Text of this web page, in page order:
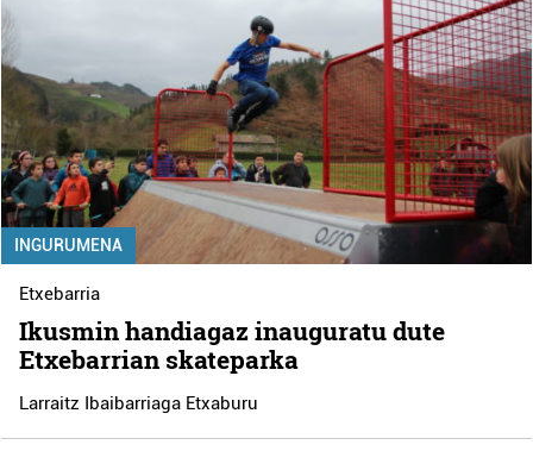
INGURUMENA
Etxebarria
Ikusmin handiagaz inauguratu dute
Etxebarrian skateparka
Larraitz Ibaibarriaga Etxaburu